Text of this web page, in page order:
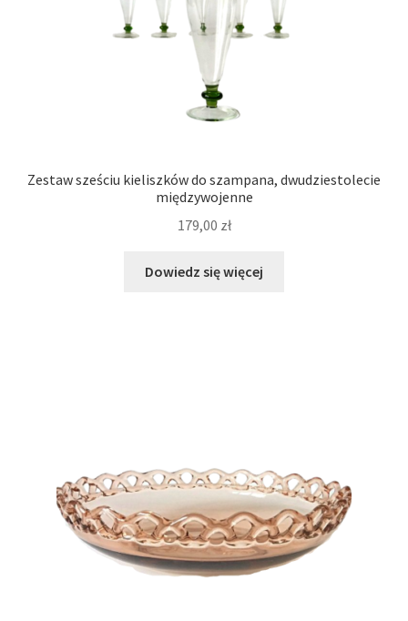
Zestaw sześciu kieliszków do szampana, dwudziestolecie
międzywojenne
179,00 zł
Dowiedz się więcej